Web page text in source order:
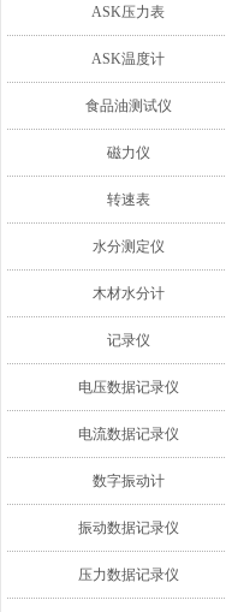
ASK压力表
ASK温度计
食品油测试仪
磁力仪
转速表
水分测定仪
木材水分计
记录仪
电压数据记录仪
电流数据记录仪
数字振动计
振动数据记录仪
压力数据记录仪